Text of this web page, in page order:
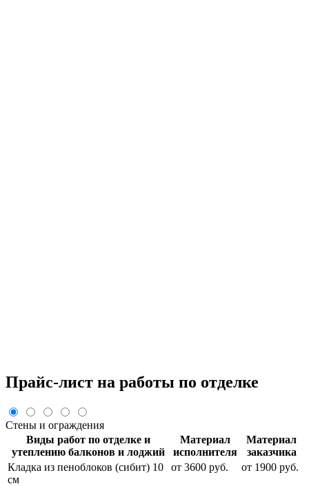
Прайс-лист на работы по отделке
Стены и ограждения
Виды работ по отделке и
утеплению балконов и лоджий
Материал
исполнителя
Материал
заказчика
Кладка из пеноблоков (сибит) 10
см
от 3600 руб. от 1900 руб.